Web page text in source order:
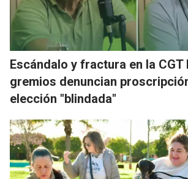
Escándalo y fractura en la CGT
gremios denuncian
elección "blindada"